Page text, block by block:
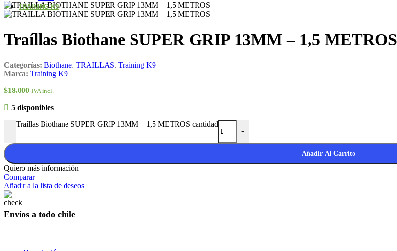
TRAINING K9
Traíllas Biothane SUPER GRIP 13MM – 1,5 METROS
Categorías: Biothane, TRAILLAS, Training K9
Marca: Training K9
$18.000 IVA incl.
5 disponibles
-
Traíllas Biothane SUPER GRIP 13MM – 1,5 METROS cantidad
+
Añadir Al Carrito
Quiero más información
Comparar
Añadir a la lista de deseos
Envíos a todo chile